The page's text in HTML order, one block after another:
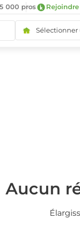
000 pros
Sélectionner
Aucun